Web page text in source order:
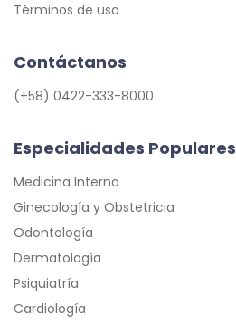
Términos de uso
Contáctanos
(+58) 0422-333-8000
Especialidades Populares
Medicina Interna
Ginecología y Obstetricia
Odontología
Dermatología
Psiquiatría
Cardiología